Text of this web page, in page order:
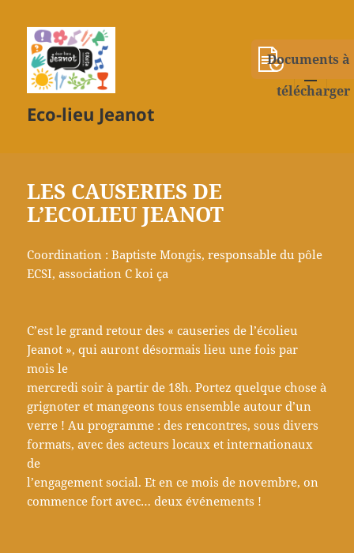
Eco-lieu Jeanot
MENU
LES CAUSERIES DE
L’ECOLIEU JEANOT
Coordination : Baptiste Mongis, responsable du pôle
ECSI, association C koi ça
C’est le grand retour des « causeries de l’écolieu
Jeanot », qui auront désormais lieu une fois par
mois le
mercredi soir à partir de 18h. Portez quelque chose à
grignoter et mangeons tous ensemble autour d’un
verre ! Au programme : des rencontres, sous divers
formats, avec des acteurs locaux et internationaux
de
l’engagement social. Et en ce mois de novembre, on
commence fort avec… deux événements !
Documents à
télécharger